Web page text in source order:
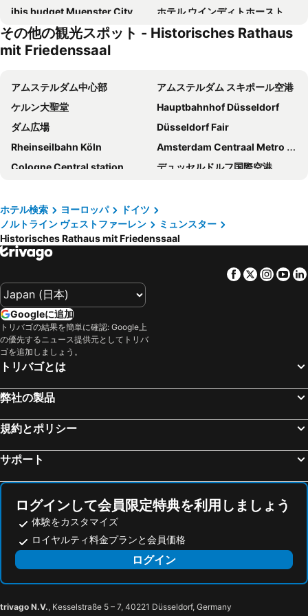
ibis budget Muenster City
ホテル ウインディトホースト
Hotel Feldmann
Hotel Gasthof Zur Post
ホテル ヨーロッパ
その他の観光スポット - Historisches Rathaus
mit Friedenssaal
アムステルダム中心部
アムステルダム スキポール空港
ケルン大聖堂
Hauptbahnhof Düsseldorf
ダム広場
Düsseldorf Fair
Rheinseilbahn Köln
Amsterdam Centraal Metro Station
Cologne Central station
デュッセルドルフ国際空港
Cologne Fair
スローテルダイク駅
Schiphol Airport
Bonn Central Railway Station
Amstel Metro Station
ケルン旧市街
Messe Hannover
アーヘン大聖堂
Jordaan
World Conference Center Bonn
Nürburgring
Messe Essen
Wattenscheid Lohrheidestadion
ブレーメン空港
Hannover is(s)t phantastisch
Kasseler Musiktage
Trou
ジッゴ ドーム
アムステルダム レッドライト地区
Museumplein
Sloterdijk Metro Station
Parkstad-Limburg-Stadion
アムステルダム花市場
Kaisergarten
Düsseldorf Altstadt
メンヒェングラートバッハ中央駅
Historisches Rathaus mit Friedenssaal
Prinzipalmarkt
Internationales Straßenkünstler-Festival im Zoo
Münsterland Festival
ホテル検索 ヨーロッパ
ドイツ
ノルトライン ヴェストファーレン
ミュンスター
Historisches Rathaus mit Friedenssaal
Facebook
Twitter
Googleに追加
トリバゴの結果を簡単に確認: Google上
の優先するニュース提供元としてトリバ
ゴを追加しましょう。
トリバゴとは
弊社の製品
規約とポリシー
サポート
ログインして会員限定特典を利用しましょう
体験をカスタマイズ
ロイヤルティ料金プランと会員価格
ログイン
trivago N.V., Kesselstraße 5 – 7, 40221 Düsseldorf, Germany